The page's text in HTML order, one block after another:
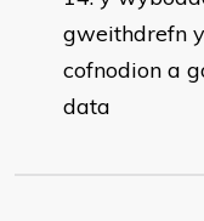
gweithdrefn
cofnodion a
data